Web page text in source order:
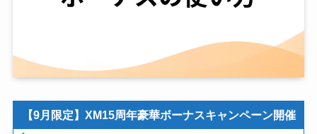
【9月限定】XM15周年豪華ボーナスキャンペーン開催